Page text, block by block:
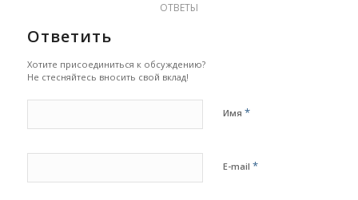
ОТВЕТЫ
Ответить
Хотите присоединиться к обсуждению?
Не стесняйтесь вносить свой вклад!
Имя *
E-mail *